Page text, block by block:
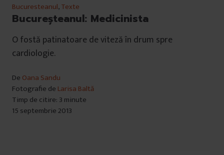
Bucuresteanul,Texte
Bucureşteanul: Medicinista
O fostă patinatoare de viteză în drum spre
cardiologie.
De Oana Sandu
Fotografie de Larisa Baltă
Timp de citire: 3 minute
15 septembrie 2013